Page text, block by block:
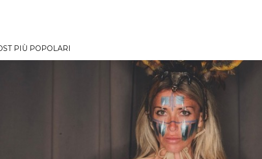
PIÙ POPOLARI